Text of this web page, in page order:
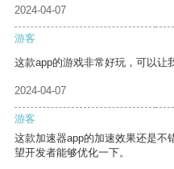
2024-04-07
游客
这款app的游戏非常好玩，可以让
2024-04-07
游客
这款加速器app的加速效果还是不
望开发者能够优化一下。